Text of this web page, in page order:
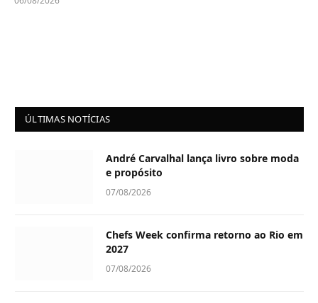
ÚLTIMAS NOTÍCIAS
André Carvalhal lança livro sobre moda
e propósito
07/08/2026
Chefs Week confirma retorno ao Rio em
2027
07/08/2026